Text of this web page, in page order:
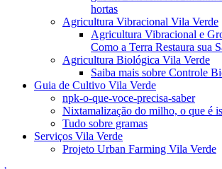
hortas
Agricultura Vibracional Vila Verde
Agricultura Vibracional e
Como a Terra Restaura sua
Agricultura Biológica Vila Verde
Saiba mais sobre Controle
Guia de Cultivo Vila Verde
npk-o-que-voce-precisa-saber
Nixtamalização do milho, o que é
Tudo sobre gramas
Serviços Vila Verde
Projeto Urban Farming Vila Verde